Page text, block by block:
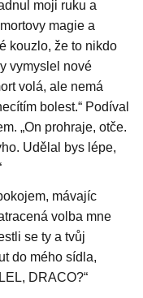
moji ruku a
magie a
kouzlo, že to nikdo
vymyslel nové
volá, ale nemá
bolest.“ Podíval
„On prohraje, otče.
Udělal bys lépe,
mávajíc
volba mne
se ty a tvůj
do mého sídla,
DRACO?“